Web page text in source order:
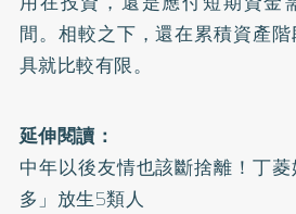
間。相較之下，還在累積資產
具就比較有限。
延伸閱讀：
中年以後友情也該斷捨離！丁
多」放生5類人